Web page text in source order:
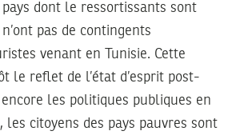
dont le ressortissants sont
pas de contingents
venant en Tunisie. Cette
le reflet de l’état d’esprit post-
les politiques publiques en
les citoyens des pays pauvres sont